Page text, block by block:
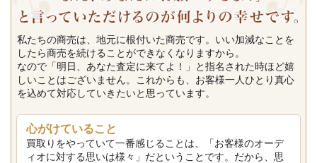
私たちの商売は、地元に根付いた商売です。いい加減なことを
したら商売を続けることができなくなりますから。
なので「明日、あなた査定に来てよ！」と指名された時ほど嬉
しいことはございません。これからも、お客様一人ひとり真心
を込めて対応していきたいと思っています。
心がけていること
買取りをやっていて一番感じることは、「お客様のオーデ
ィオに対する思いは様々」だということです。だから、思